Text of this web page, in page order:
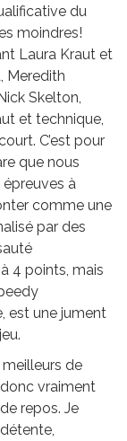
du
moindres!
Laura Kraut et
Meredith
Skelton,
et technique,
C’est pour
que nous
à
comme une
par des
4 points, mais
est une jument
meilleurs de
vraiment
repos. Je